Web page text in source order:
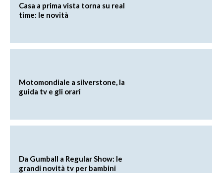
Casa a prima vista torna su real
time: le novità
Motomondiale a silverstone, la
guida tv e gli orari
Da Gumball a Regular Show: le
grandi novità tv per bambini